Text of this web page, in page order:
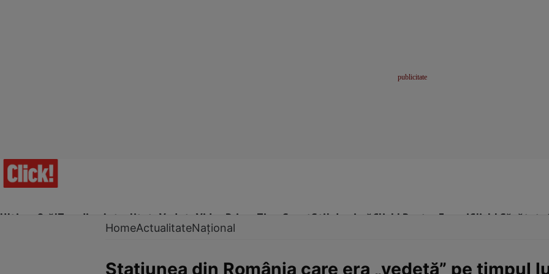
Ultima Oră!Trending Actualitate Vedete Video Prime Time SportStil de viațăClick! Pentru FemeiClick! Sănătate
HomeActualitateNațional
Stațiunea din România care era „vedetă” pe timpul